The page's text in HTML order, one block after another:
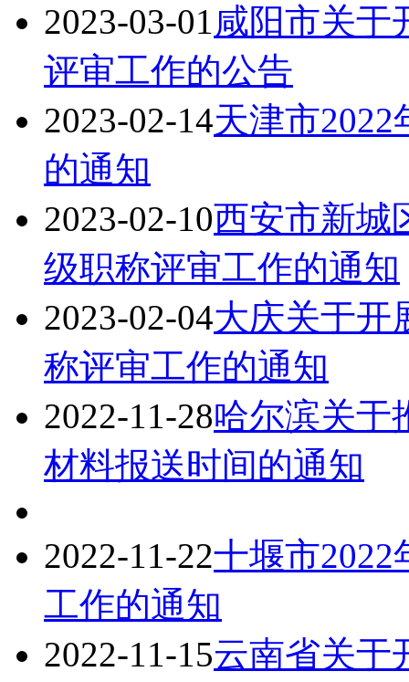
2023-03-01咸阳市关于
评审工作的公告
2023-02-14天津市
的通知
2023-02-10西安市新城
级职称评审工作的通知
2023-02-04大庆关于开
称评审工作的通知
2022-11-28哈尔滨关于
材料报送时间的通知
2022-11-22十堰市
工作的通知
2022-11-15云南省关于